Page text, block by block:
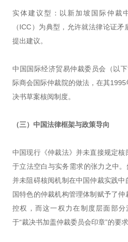
实体建议型：以新加坡国际仲裁
（ICC）为典型，允许就法律论证
提出建议。
中国国际经济贸易仲裁委员会（以
际商会国际仲裁院的做法，在其
决书草案核阅制度。
（三） 中国法律框架与政策导向
中国现行《仲裁法》并未直接规定
于立法空白与实务需求的张力之中。
并未阻碍核阅机制在中国仲裁实践
国特色的仲裁机构管理体制赋予了
控权，而这一权力在制度层面部
于“裁决书加盖仲裁委员会印章”的要求